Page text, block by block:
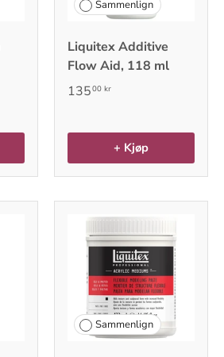
Sammenlign
Liquitex Additive
Flow Aid, 118 ml
13500 kr
+ Kjøp
Sammenlign